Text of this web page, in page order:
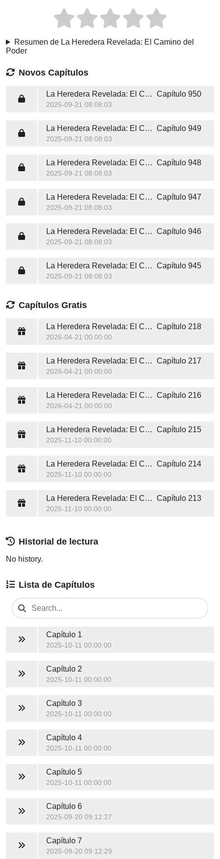
Resumen de La Heredera Revelada: El Camino del
Poder
Novos Capítulos
La Heredera Revelada: El Camino del Poder Capítulo 950
2025-09-21 08:08:03
La Heredera Revelada: El Camino del Poder Capítulo 949
2025-09-21 08:08:03
La Heredera Revelada: El Camino del Poder Capítulo 948
2025-09-21 08:08:03
La Heredera Revelada: El Camino del Poder Capítulo 947
2025-09-21 08:08:03
La Heredera Revelada: El Camino del Poder Capítulo 946
2025-09-21 08:08:03
La Heredera Revelada: El Camino del Poder Capítulo 945
2025-09-21 08:08:03
Capítulos Gratis
La Heredera Revelada: El Camino del Poder Capítulo 218
2026-04-21 00:00:00
La Heredera Revelada: El Camino del Poder Capítulo 217
2026-04-21 00:00:00
La Heredera Revelada: El Camino del Poder Capítulo 216
2026-04-21 00:00:00
La Heredera Revelada: El Camino del Poder Capítulo 215
2025-11-10 00:00:00
La Heredera Revelada: El Camino del Poder Capítulo 214
2025-11-10 00:00:00
La Heredera Revelada: El Camino del Poder Capítulo 213
2025-11-10 00:00:00
Historial de lectura
No history.
Lista de Capítulos
Capítulo 1
2025-10-11 00:00:00
Capítulo 2
2025-10-11 00:00:00
Capítulo 3
2025-10-11 00:00:00
Capítulo 4
2025-10-11 00:00:00
Capítulo 5
2025-10-11 00:00:00
Capítulo 6
2025-09-20 09:12:27
Capítulo 7
2025-09-20 09:12:29